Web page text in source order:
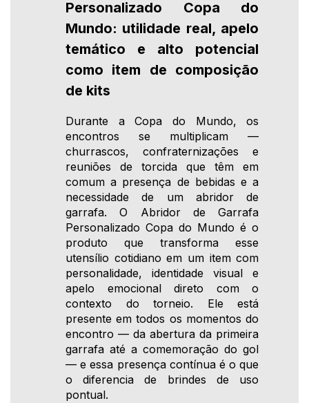
Personalizado Copa do
Mundo: utilidade real, apelo
temático e alto potencial
como item de composição
de kits
Durante a Copa do Mundo, os
encontros se multiplicam —
churrascos, confraternizações e
reuniões de torcida que têm em
comum a presença de bebidas e a
necessidade de um abridor de
garrafa. O Abridor de Garrafa
Personalizado Copa do Mundo é o
produto que transforma esse
utensílio cotidiano em um item com
personalidade, identidade visual e
apelo emocional direto com o
contexto do torneio. Ele está
presente em todos os momentos do
encontro — da abertura da primeira
garrafa até a comemoração do gol
— e essa presença contínua é o que
o diferencia de brindes de uso
pontual.